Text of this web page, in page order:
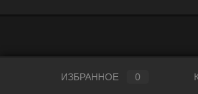
ИЗБРАННОЕ 0